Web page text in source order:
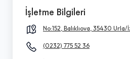
İşletme Bilgileri
No:152, Balıklıova, 35430
(0232) 775 52 36